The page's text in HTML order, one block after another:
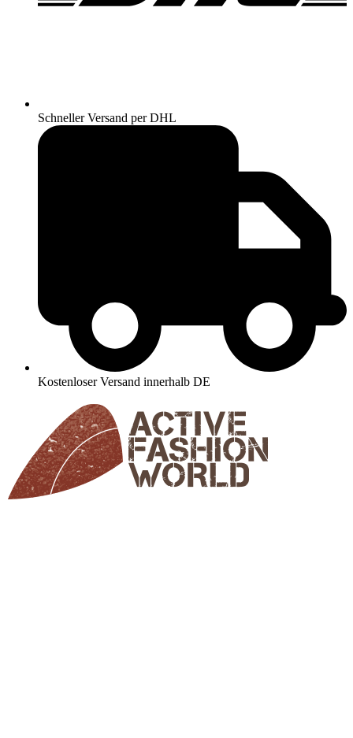
Schneller Versand per DHL
Kostenloser Versand innerhalb DE